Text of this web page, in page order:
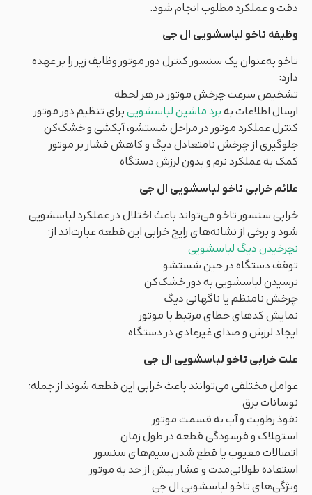
دقت و عملکرد مطلوب انجام شود.
وظیفه تاخو لباسشویی ال جی
تاخو به‌عنوان یک سنسور کنترل دور موتور وظایف زیر را بر عهده
دارد:
تشخیص سرعت چرخش موتور در هر لحظه
ارسال اطلاعات بهبرد ماشین لباسشوییبرای تنظیم دور موتور
کنترل عملکرد موتور در مراحل شستشو، آبکشی و خشک‌کن
جلوگیری از چرخش نامتعادل دیگ و کاهش فشار بر موتور
کمک به عملکرد نرم و بدون لرزش دستگاه
علائم خرابی تاخو لباسشویی ال جی
خرابی سنسور تاخو می‌تواند باعث اختلال در عملکرد لباسشویی
شود و برخی از نشانه‌های رایج خرابی این قطعه عبارت‌اند از:
نچرخیدن دیگ لباسشویی
توقف دستگاه در حین شستشو
نرسیدن لباسشویی به دور خشک‌کن
چرخش نامنظم یا ناگهانی دیگ
نمایش کدهای خطای مرتبط با موتور
ایجاد لرزش و صدای غیرعادی در دستگاه
علت خرابی تاخو لباسشویی ال جی
عوامل مختلفی می‌توانند باعث خرابی این قطعه شوند از جمله:
نوسانات برق
نفوذ رطوبت و آب به قسمت موتور
استهلاک و فرسودگی قطعه در طول زمان
اتصالات معیوب یا قطع شدن سیم‌های سنسور
استفاده طولانی‌مدت و فشار بیش از حد به موتور
ویژگی‌های تاخو لباسشویی ال جی